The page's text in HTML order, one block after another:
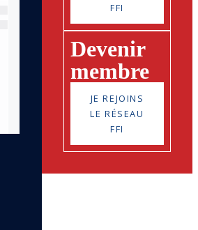
FFI
Devenir
membre
JE REJOINS
LE RÉSEAU
FFI